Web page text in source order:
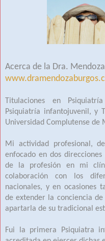
Acerca de la Dra.
Titulaciones en
Psiquiatría infantojuvenil, y
Universidad Complutense de
Mi actividad profesional,
enfocado en dos
de la profesión en mi
colaboración con los
nacionales, y en ocasiones
de extender la conciencia
apartarla de su tradicional
Fui la primera Psiquiatra